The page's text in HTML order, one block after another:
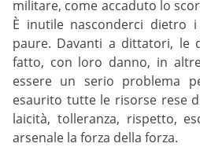
militare, come accaduto lo
È inutile nasconderci dietro
paure. Davanti a dittatori, le
fatto, con loro danno, in
essere un serio problema
esaurito tutte le risorse rese
laicità, tolleranza, rispetto,
arsenale la forza della forza.